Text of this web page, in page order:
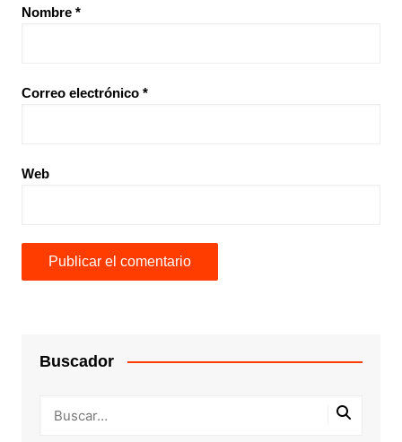
Nombre *
Correo electrónico *
Web
Buscador